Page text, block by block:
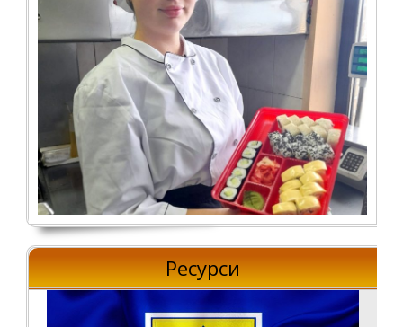
Ресурси